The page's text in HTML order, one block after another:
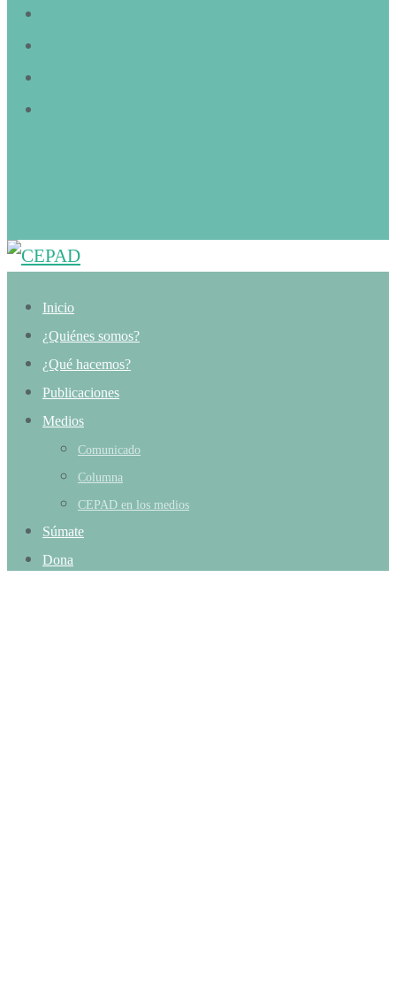
Inicio
¿Quiénes somos?
¿Qué hacemos?
Publicaciones
Medios
Comunicado
Columna
CEPAD en los medios
Súmate
Dona